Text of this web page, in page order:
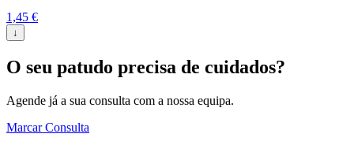
1,45 €
↓
O seu patudo precisa de cuidados?
Agende já a sua consulta com a nossa equipa.
Marcar Consulta